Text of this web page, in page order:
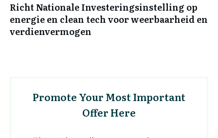
Richt Nationale Investeringsinstelling op
energie en clean tech voor weerbaarheid en
verdienvermogen
Promote Your Most Important
Offer Here